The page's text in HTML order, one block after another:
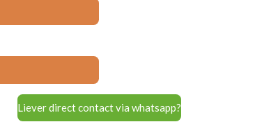
Liever direct contact via whatsapp?